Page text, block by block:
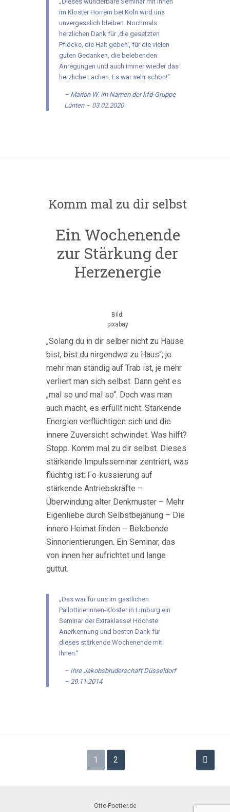
im Kloster Horrem bei Köln wird uns
unvergesslich bleiben. Nochmals
herzlichen Dank für ‚die gesetzten
Pflöcke, die Halt geben‘, für die vielen
guten Gedanken, die belebenden
Anregungen und auch immer wieder das
herzliche Lachen. Es war sehr schön!“
Marion W. im Namen der kfd-Gruppe
Lünten – 03.02.2020
Komm mal zu dir selbst
Ein Wochenende
zur Stärkung der
Herzenergie
Bild:
pixabay
„Solang du in dir selber nicht zu Hause
bist, bist du nirgendwo zu Haus“; je
mehr man ständig auf Trab ist, je mehr
verliert man sich selbst. Dann geht es
„mal so und mal so“. Doch was man
auch macht, es erfüllt nicht. Stärkende
Energien verflüchtigen sich und die
innere Zuversicht schwindet. Was hilft?
Stopp. Komm mal zu dir selbst. Dieses
stärkende Impulsseminar zentriert, was
flüchtig ist: Fo-kussierung auf
stärkende Antriebskräfte –
Überwindung alter Denkmuster – Mehr
Eigenliebe durch Selbstbejahung – Die
innere Heimat finden – Belebende
Sinnorientierungen. Ein Seminar, das
von innen her aufrichtet und lange
guttut.
„Das war für uns im gastlichen
Pallottinerinnen-Kloster in Limburg ein
Seminar der Extraklasse! Höchste
Anerkennung und besten Dank für
dieses stärkende Wochenende mit
Ihnen.“
Ihre Jakobsbruderschaft Düsseldorf
– 29.11.2014
Seitennummerierung
1 2
Otto-Poetter.de